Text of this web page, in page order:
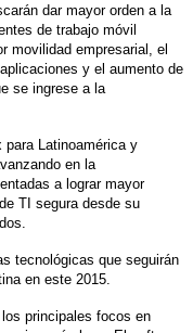
dar mayor orden a la
de trabajo móvil
movilidad empresarial, el
y el aumento de
se ingrese a la
Latinoamérica y
en la
a lograr mayor
TI segura desde su
tecnológicas que seguirán
en este 2015.
principales focos en